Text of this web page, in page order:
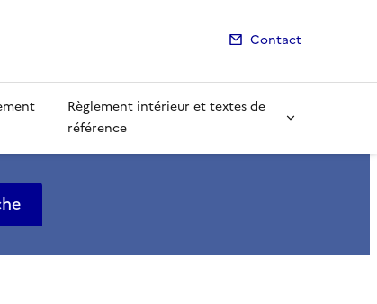
Contact
Règlement intérieur et textes de
référence